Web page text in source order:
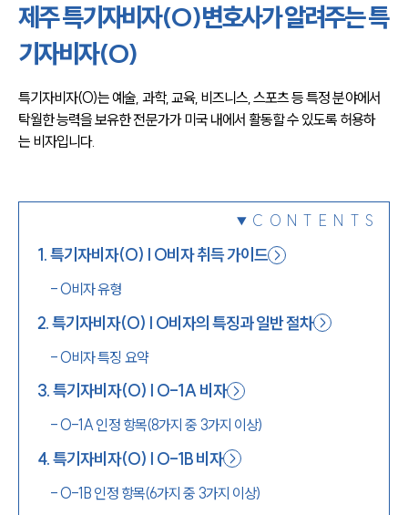
제주 분사무소 오시는 길
제주변호사상담 상담접수
채용정보
제주 특기자비자(O)변호사가 알려주는 특
기자비자(O)
특기자비자(O)는 예술, 과학, 교육, 비즈니스, 스포츠 등 특정 분야에서
탁월한 능력을 보유한 전문가가 미국 내에서 활동할 수 있도록 허용하
는 비자입니다.
CONTENTS
1.특기자비자(O) | O비자 취득 가이드
-O비자 유형
2.특기자비자(O) | O비자의 특징과 일반 절차
-O비자 특징 요약
3.특기자비자(O) | O-1A 비자
-O-1A 인정 항목(8가지 중 3가지 이상)
4.특기자비자(O) | O-1B 비자
-O-1B 인정 항목(6가지 중 3가지 이상)